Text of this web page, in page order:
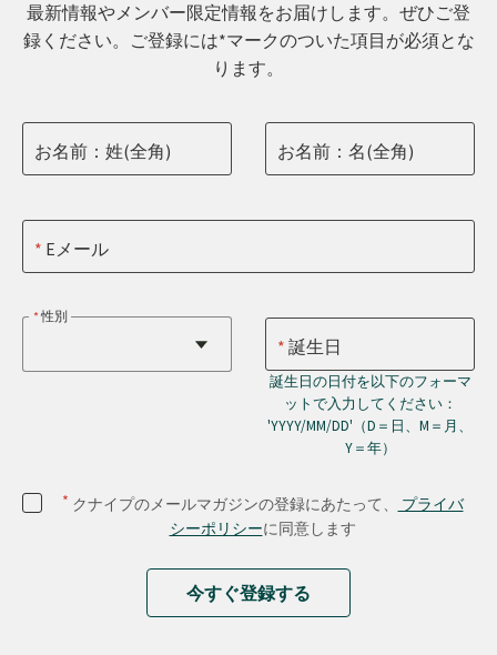
最新情報やメンバー限定情報をお届けします。ぜひご登
録ください。ご登録には*マークのついた項目が必須とな
ります。
お名前：姓(全角) お名前：名(全角)
Eメール
性別
誕生日
誕生日の日付を以下のフォーマ
ットで入力してください：
'YYYY/MM/DD'（D＝日、M＝月、
Y＝年）
* クナイプのメールマガジンの登録にあたって、
プライバ
シーポリシーに同意します
今すぐ登録する